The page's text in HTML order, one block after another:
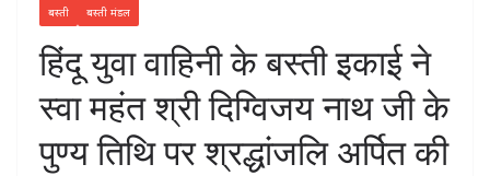
बस्ती बस्ती मंडल
हिंदू युवा वाहिनी के बस्ती इकाई ने
स्वा महंत श्री दिग्विजय नाथ जी के
पुण्य तिथि पर श्रद्धांजलि अर्पित की